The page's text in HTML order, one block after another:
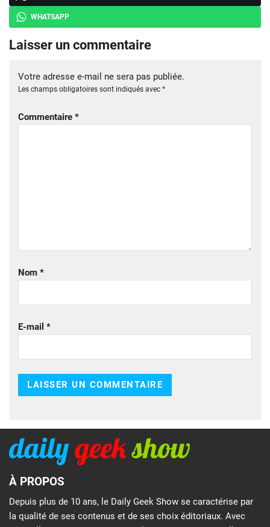
WHATSAPP
Laisser un commentaire
Votre adresse e-mail ne sera pas publiée.
Les champs obligatoires sont indiqués avec *
Commentaire *
Nom *
E-mail *
À PROPOS
Depuis plus de 10 ans, le Daily Geek Show se caractérise par
la qualité de ses contenus et de ses choix éditoriaux. Avec